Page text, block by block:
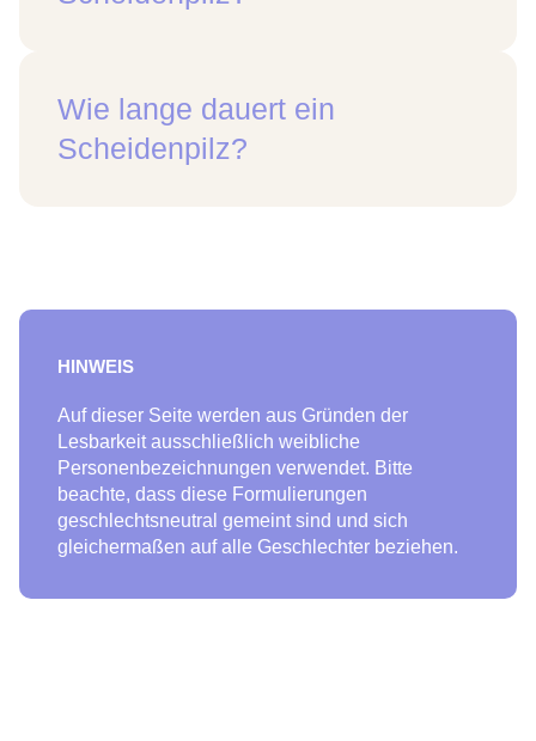
Wie lange dauert ein
Scheidenpilz?
HINWEIS
Auf dieser Seite werden aus Gründen der
Lesbarkeit ausschließlich weibliche
Personenbezeichnungen verwendet. Bitte
beachte, dass diese Formulierungen
geschlechtsneutral gemeint sind und sich
gleichermaßen auf alle Geschlechter beziehen.